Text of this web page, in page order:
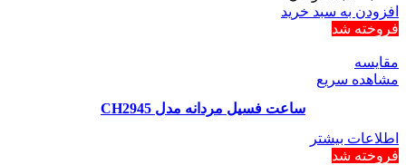
افزودن به سبد خرید
فروخته شد
مقایسه
مشاهده سریع
ساعت فسیل مردانه مدل CH2945
اطلاعات بیشتر
فروخته شد